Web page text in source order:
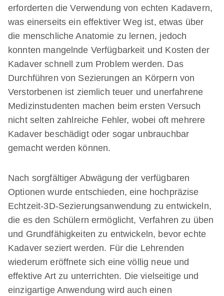
erforderten die Verwendung von echten Kadavern,
was einerseits ein effektiver Weg ist, etwas über
die menschliche Anatomie zu lernen, jedoch
konnten mangelnde Verfügbarkeit und Kosten der
Kadaver schnell zum Problem werden. Das
Durchführen von Sezierungen an Körpern von
Verstorbenen ist ziemlich teuer und unerfahrene
Medizinstudenten machen beim ersten Versuch
nicht selten zahlreiche Fehler, wobei oft mehrere
Kadaver beschädigt oder sogar unbrauchbar
gemacht werden können.
Nach sorgfältiger Abwägung der verfügbaren
Optionen wurde entschieden, eine hochpräzise
Echtzeit-3D-Sezierungsanwendung zu entwickeln,
die es den Schülern ermöglicht, Verfahren zu üben
und Grundfähigkeiten zu entwickeln, bevor echte
Kadaver seziert werden. Für die Lehrenden
wiederum eröffnete sich eine völlig neue und
effektive Art zu unterrichten. Die vielseitige und
einzigartige Anwendung wird auch einen